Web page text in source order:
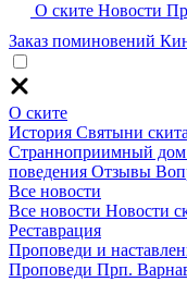
О ските Новости
Заказ поминовений
О ските
История Святыни скита
Странноприимный дом
поведения Отзывы
Все новости
Все новости Новости
Реставрация
Проповеди и
Проповеди Прп.